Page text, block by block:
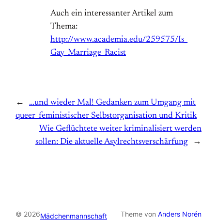
Auch ein interessanter Artikel zum
Thema:
http://www.academia.edu/259575/Is_
Gay_Marriage_Racist
←
…und wieder Mal! Gedanken zum Umgang mit
queer_feministischer Selbstorganisation und Kritik
Wie Geflüchtete weiter kriminalisiert werden
sollen: Die aktuelle Asylrechtsverschärfung
→
© 2026Mädchenmannschaft Theme von Anders Norén